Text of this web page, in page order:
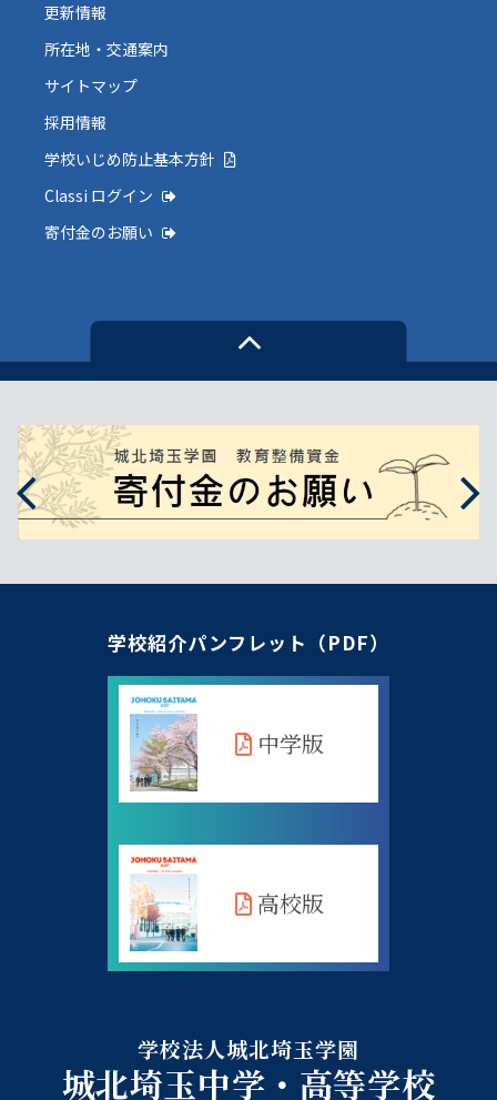
更新情報
所在地・交通案内
サイトマップ
採用情報
学校いじめ防止基本方針
Classi ログイン
寄付金のお願い
学校法人城北埼玉学園
城北埼玉中学・高等学校
学校紹介パンフレット（PDF）
中学版
高校版